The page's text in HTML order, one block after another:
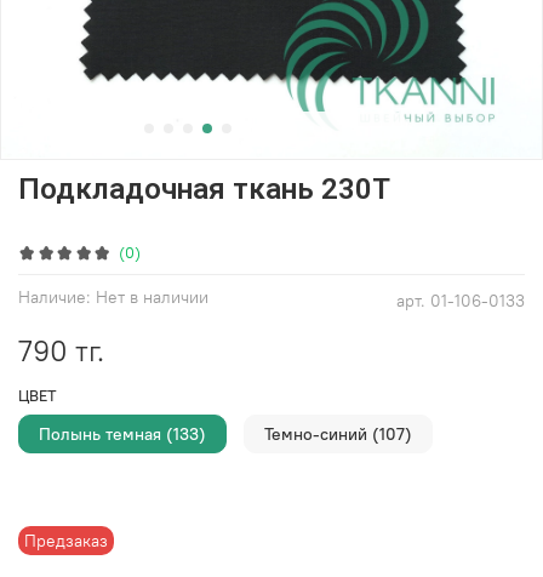
(0)
арт. 01-106-0133
Наличие: Нет в наличии
Предзаказ
Подкладочная ткань 230Т
790 тг.
ЦВЕТ
Полынь темная (133) Темно-синий (107)